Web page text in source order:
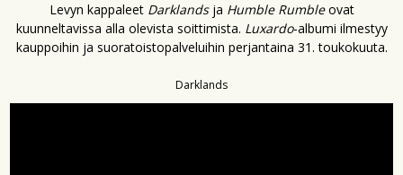
Levyn kappaleet Darklandsja Humble Rumbleovat
kuunneltavissa alla olevista soittimista. Luxardo-albumi ilmestyy
kauppoihin ja suoratoistopalveluihin perjantaina 31. toukokuuta.
Darklands